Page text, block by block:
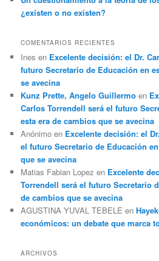
¿existen o no existen?
COMENTARIOS RECIENTES
Ines en Excelente decisión: el Dr.
futuro Secretario de Educación en
se avecina
Kunz Prette, Angelo Guillermo en
Carlos Torrendell será el futuro
esta era de cambios que se avecina
Anónimo en Excelente decisión: el
el futuro Secretario de Educación
que se avecina
Matias Fabian Lopez en Excelente
Torrendell será el futuro Secretario
de cambios que se avecina
AGUSTINA YUVAL TEBELE en
económicos: un debate que marca
ARCHIVOS